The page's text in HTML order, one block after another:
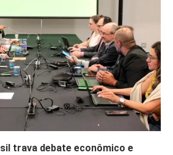
trava debate econômico e